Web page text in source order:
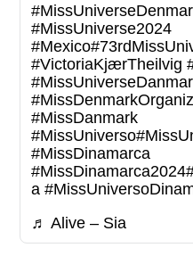
#MissUniverse2024
#Mexico
#VictoriaKjærTheilvig
#MissDanmark
#MissUniverso
#MissDinamarca
#MissDinamarca2024
a
♬ Alive – Sia